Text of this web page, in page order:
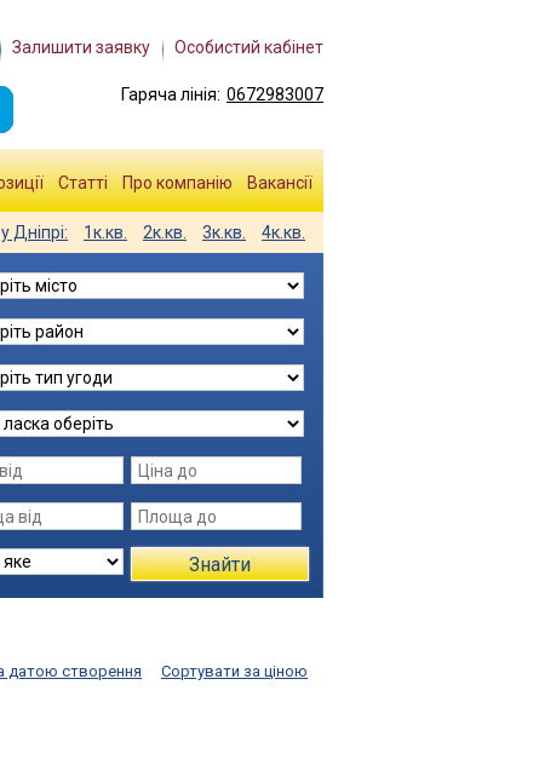
Залишити заявку Особистий кабінет
Гаряча лінія: 0672983007
Статті Про компанію Вакансії
Дніпрі: 1к.кв. 2к.кв. 3к.кв. 4к.кв.
Знайти
Сортувати за ціною
датою створення